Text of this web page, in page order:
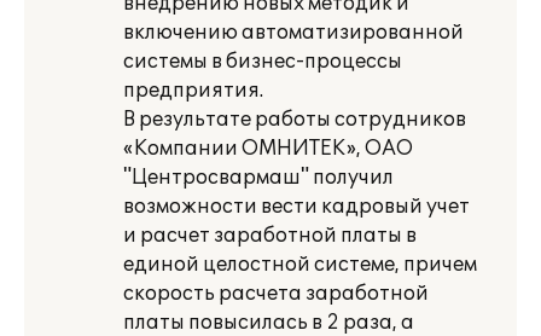
включению автоматизированной
системы в бизнес-процессы
предприятия.
В результате работы сотрудников
«Компании ОМНИТЕК», ОАО
"Центросвармаш" получил
возможности вести кадровый учет
и расчет заработной платы в
единой целостной системе, причем
скорость расчета заработной
платы повысилась в 2 раза, а